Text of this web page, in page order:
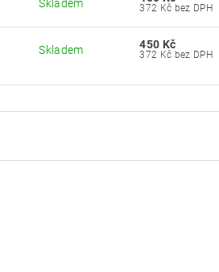
Skladem 372 Kč bez DPH
Skladem 450 Kč
372 Kč bez DPH